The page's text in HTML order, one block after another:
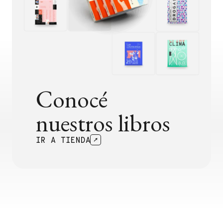
Conocé
nuestros libros
IR A TIENDA